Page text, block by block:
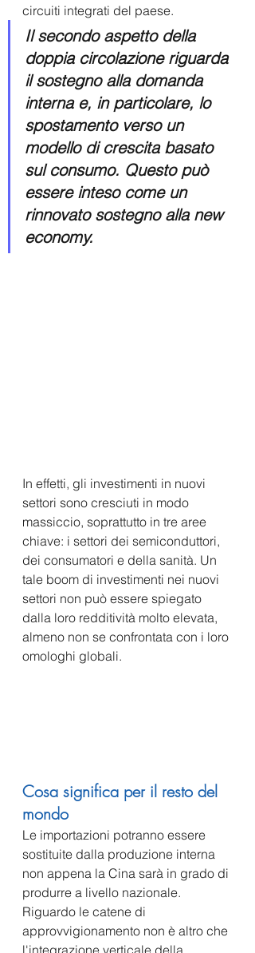
circuiti integrati del paese.
Il secondo aspetto della
doppia circolazione riguarda
il sostegno alla domanda
interna e, in particolare, lo
spostamento verso un
modello di crescita basato
sul consumo. Questo può
essere inteso come un
rinnovato sostegno alla new
economy.
In effetti, gli investimenti in nuovi
settori sono cresciuti in modo
massiccio, soprattutto in tre aree
chiave: i settori dei semiconduttori,
dei consumatori e della sanità. Un
tale boom di investimenti nei nuovi
settori non può essere spiegato
dalla loro redditività molto elevata,
almeno non se confrontata con i loro
omologhi globali.
Cosa significa per il resto del
mondo
Le importazioni potranno essere
sostituite dalla produzione interna
non appena la Cina sarà in grado di
produrre a livello nazionale.
Riguardo le catene di
approvvigionamento non è altro che
l'integrazione verticale della